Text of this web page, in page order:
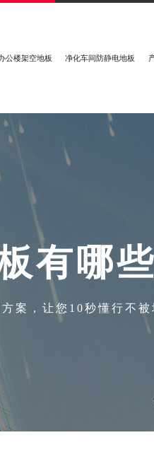
公楼架空地板 净化车间防静电地板
有哪
案，让您10秒懂行不被